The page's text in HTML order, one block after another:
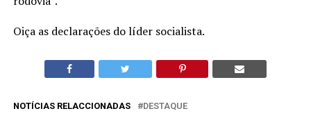
Oiça as declarações do líder socialista.
NOTÍCIAS RELACCIONADAS DESTAQUE